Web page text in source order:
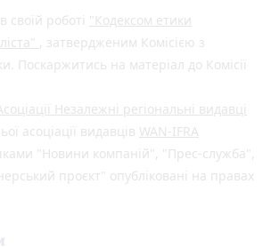
своїй роботі "Кодексом етики
, затвердженим Комісією з
Поскаржитись на матеріал до Комісії
Незалежні регіональні видавці
асоціації видавців WAN-IFRA
"Новини компаній", "Прес-служба",
проєкт" опубліковані на правах